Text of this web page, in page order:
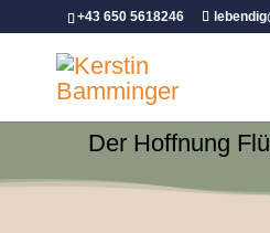
+43 650 5618246
Der Hoffnung